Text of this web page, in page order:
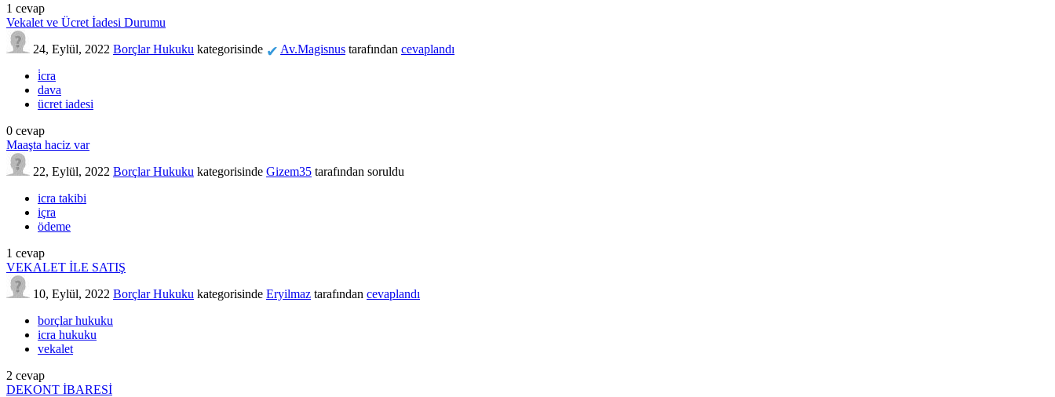
1 cevap
Vekalet ve Ücret İadesi Durumu
24, Eylül, 2022 Borçlar Hukuku kategorisinde ✔ Av.Magisnus tarafından cevaplandı
i̇cra
dava
ücret iadesi
0 cevap
Maaşta haciz var
22, Eylül, 2022 Borçlar Hukuku kategorisinde Gizem35 tarafından soruldu
icra takibi
içra
ödeme
1 cevap
VEKALET İLE SATIŞ
10, Eylül, 2022 Borçlar Hukuku kategorisinde Eryilmaz tarafından cevaplandı
borçlar hukuku
icra hukuku
vekalet
2 cevap
DEKONT İBARESİ